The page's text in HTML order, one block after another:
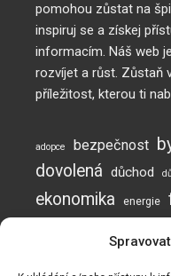
pomohou zůstat na
inspiruj se a získej
informacím. Náš web
rozvíjet a růst. Zůstaň
příležitost, kterou ti
adopce bezpečnost
dovolená důchod
ekonomika energie
mužská neplodnost